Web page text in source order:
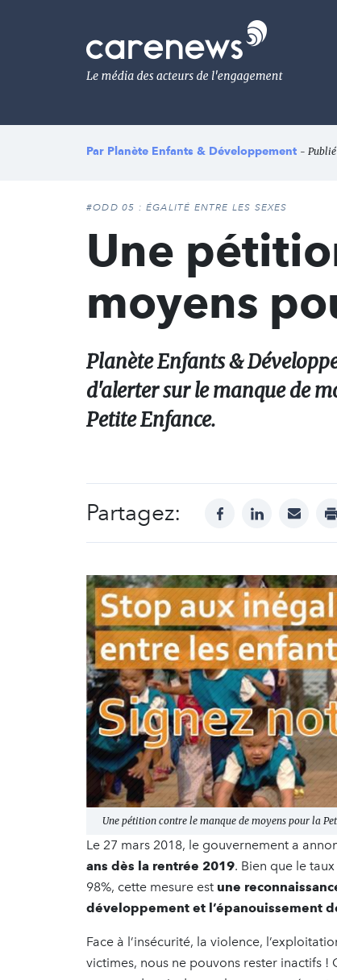
Le
média
de
l'engagement
Par Planète Enfants & Développement -
#ODD 05 : ÉGALITÉ ENTRE LES SEXES
Une
moyens
Planète Enfants &
d'alerter sur le manque de
Petite Enfance.
Partagez: facebooklinkedinmail
Une pétition contre le manque de moyens pour la
Le 27 mars 2018, le gouvernement a
ans dès la rentrée 2019. Bien que le
98%, cette mesure est une
développement et l’épanouissement
Face à l’insécurité, la violence,
victimes, nous ne pouvons rester inactifs